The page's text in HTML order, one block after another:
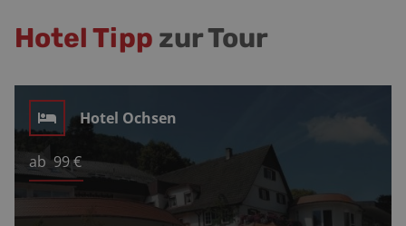
Hotel Tipp zur Tour
Hotel Ochsen
ab 99€